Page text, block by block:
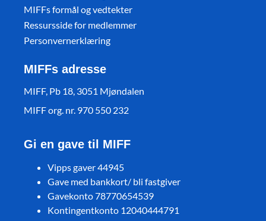
MIFFs formål og vedtekter
Ressursside for medlemmer
Personvernerklæring
MIFFs adresse
MIFF, Pb 18, 3051 Mjøndalen
MIFF org. nr. 970 550 232
Gi en gave til MIFF
Vipps gaver 44945
Gave med bankkort/ bli fastgiver
Gavekonto 78770654539
Kontingentkonto 12040444791